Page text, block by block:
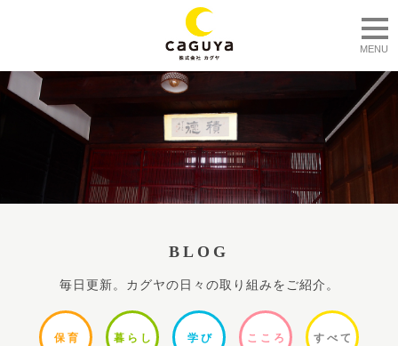
MENU
BLOG
毎日更新。カグヤの日々の取り組みをご紹介。
保 育 暮ら し 学 び ここ ろ すべて